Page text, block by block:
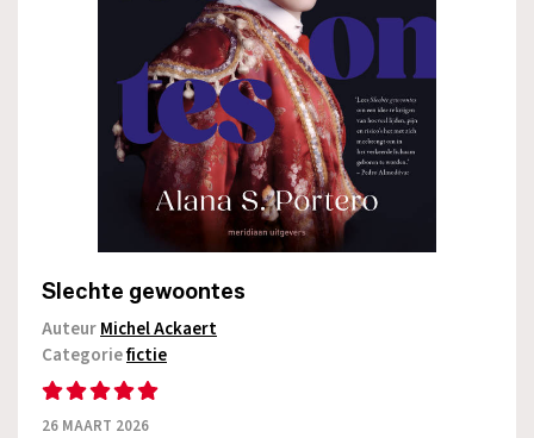
Slechte gewoontes
AuteurMichel Ackaert
Categoriefictie
26 MAART 2026